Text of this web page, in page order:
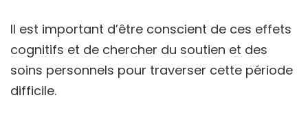
Il est important d’être conscient de ces effets
cognitifs et de chercher du soutien et des
soins personnels pour traverser cette période
difficile.